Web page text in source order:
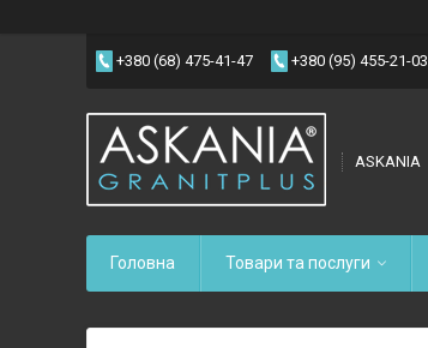
+380 (68) 475-41-47 +380 (95) 455-21-03
ASKANIA
Головна Товари та послуги